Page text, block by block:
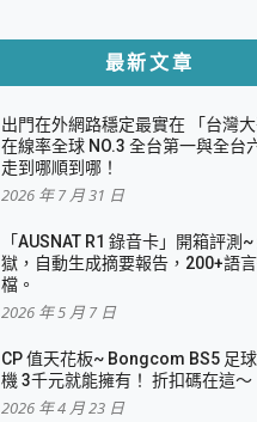
最新文章
出門在外網路穩定最實在 「台灣
在線率全球 NO.3 全台第一與全台
走到哪順到哪！
2026 年 7 月 31 日
「AUSNAT R1 錄音卡」開箱評測
獄，自動生成摘要報告，200+語
檔。
2026 年 5 月 7 日
CP 值天花板~ Bongcom BS5 足
機 3千元就能擁有！ 折扣碼在這～
2026 年 4 月 23 日